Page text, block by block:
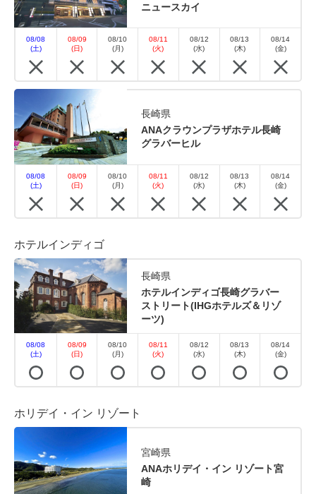
ニュースカイ
08/08
(土)
08/09
(日)
08/10
(月)
08/11
(火)
08/12
(水)
08/13
(木)
08/14
(金)
長崎県
ANAクラウンプラザホテル長崎
グラバーヒル
08/08
(土)
08/09
(日)
08/10
(月)
08/11
(火)
08/12
(水)
08/13
(木)
08/14
(金)
ホテルインディゴ
長崎県
ホテルインディゴ長崎グラバー
ストリート(IHGホテルズ＆リゾ
ーツ)
08/08
(土)
08/09
(日)
08/10
(月)
08/11
(火)
08/12
(水)
08/13
(木)
08/14
(金)
ホリデイ・イン リゾート
宮崎県
ANAホリデイ・イン リゾート宮
崎